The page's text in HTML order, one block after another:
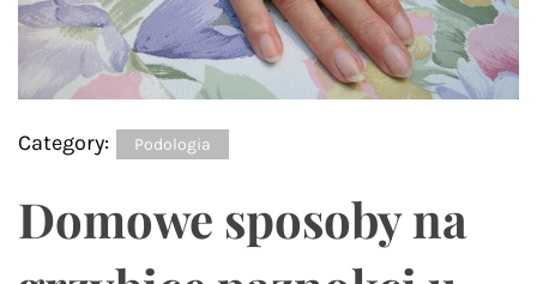
Category: Podologia
Domowe sposoby na